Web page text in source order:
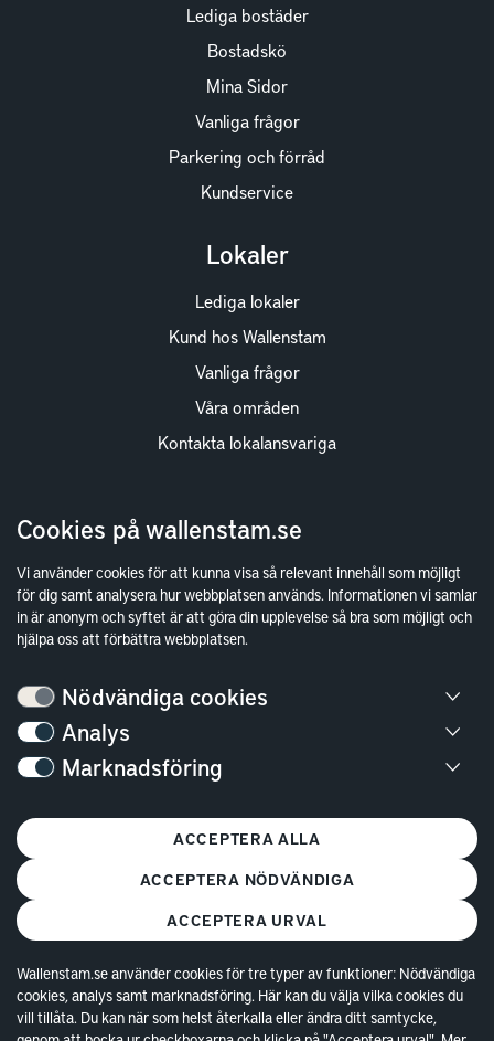
Cookies på wallenstam.se
Vi använder cookies för att kunna visa så relevant innehåll som möjligt
för dig samt analysera hur webbplatsen används. Informationen vi samlar
in är anonym och syftet är att göra din upplevelse så bra som möjligt och
hjälpa oss att förbättra webbplatsen.
Nödvändiga cookies
Analys
Marknadsföring
ACCEPTERA ALLA
ACCEPTERA NÖDVÄNDIGA
ACCEPTERA URVAL
Wallenstam.se använder cookies för tre typer av funktioner: Nödvändiga
cookies, analys samt marknadsföring. Här kan du välja vilka cookies du
vill tillåta. Du kan när som helst återkalla eller ändra ditt samtycke,
Lediga bostäder
Bostadskö
Mina Sidor
Vanliga frågor
Parkering och förråd
Kundservice
Lokaler
Lediga lokaler
Kund hos Wallenstam
Vanliga frågor
Våra områden
Kontakta lokalansvariga
Finansiella rapporter
Sök fakturamottagare
Hållbarhet
Kontakt
Kundservice
Göteborg